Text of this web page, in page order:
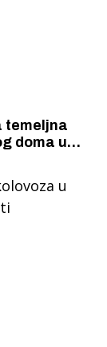
temeljna
doma u